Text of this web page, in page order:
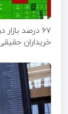
۶۷ درصد
خریداران